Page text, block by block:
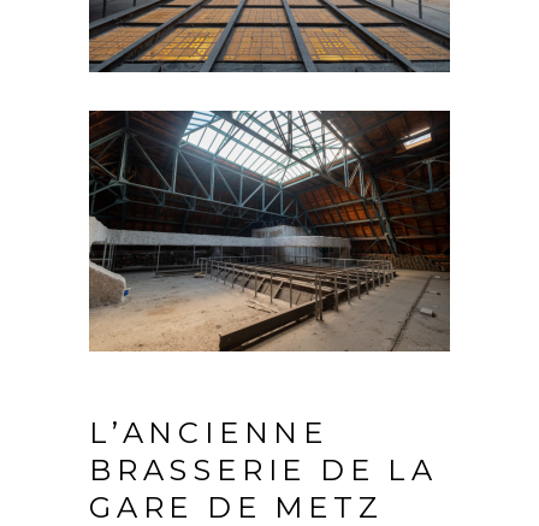
L’ANCIENNE
BRASSERIE DE LA
GARE DE METZ